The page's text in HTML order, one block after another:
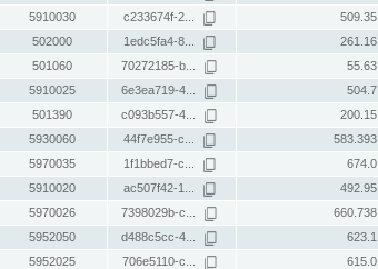
5910030 c233674f-2... 509.35
502000 1edc5fa4-8... 261.16
501060 70272185-b... 55.63
5910025 6e3ea719-4... 504.7
501390 c093b557-4... 200.15
5930060 44f7e955-c... 583.393
5970035 1f1bbed7-c... 674.0
5910020 ac507f42-1... 492.95
5970026 7398029b-c... 660.738
5952050 d488c5cc-4... 623.1
5952025 706e5110-c... 615.0